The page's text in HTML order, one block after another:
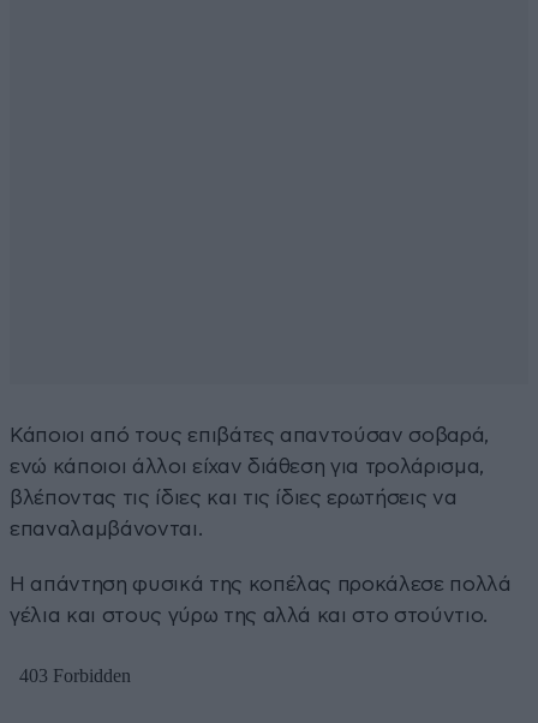
Κάποιοι από τους επιβάτες απαντούσαν σοβαρά,
ενώ κάποιοι άλλοι είχαν διάθεση για τρολάρισμα,
βλέποντας τις ίδιες και τις ίδιες ερωτήσεις να
επαναλαμβάνονται.
Η απάντηση φυσικά της κοπέλας προκάλεσε πολλά
γέλια και στους γύρω της αλλά και στο στούντιο.